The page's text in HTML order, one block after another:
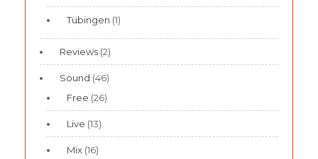
Tübingen (1)
Reviews (2)
Sound (46)
Free (26)
Live (13)
Mix (16)